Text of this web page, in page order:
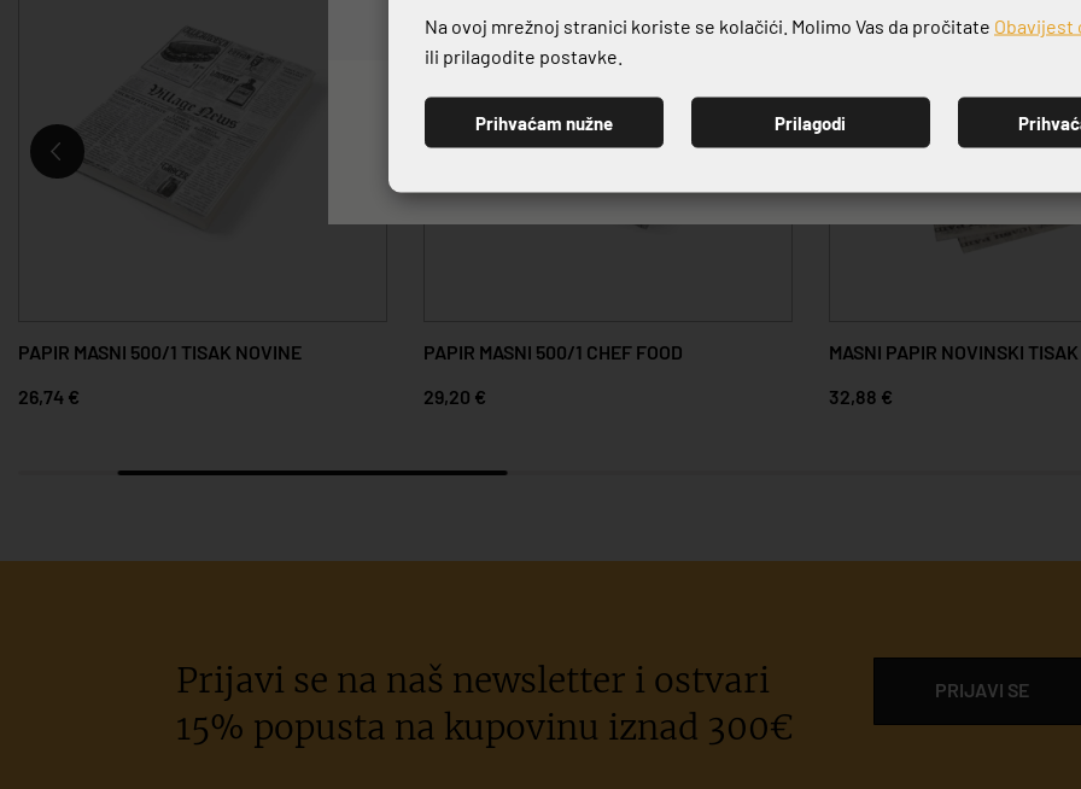
PAPIR MASNI 500/1 TISAK NOVINE
26,74 €
PAPIR MASNI 500/1 CHEF FOOD
29,20 €
MASNI PAPIR NOVINSKI
32,88 €
Prijavi se na naš newsletter i ostvari
15% popusta na kupovinu iznad 300€
PRIJAVI SE
PRIJAVI SE
Na ovoj mrežnoj stranici koriste se kolačići. Molimo Vas da pročitate Obavijest
ili prilagodite postavke.
Prihvaćam nužne Prilagodi